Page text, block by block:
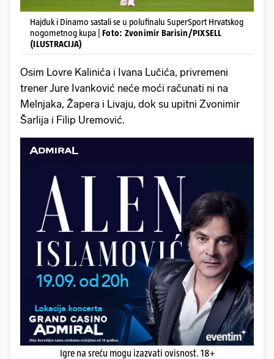
Hajduk i Dinamo sastali se u polufinalu SuperSport Hrvatskog
nogometnog kupa | Foto: Zvonimir Barisin/PIXSELL
(ILUSTRACIJA)
Osim Lovre Kalinića i Ivana Lučića, privremeni
trener Jure Ivanković neće moći računati ni na
Melnjaka, Žapera i Livaju, dok su upitni Zvonimir
Šarlija i Filip Uremović.
Igre na sreću mogu izazvati ovisnost. 18+